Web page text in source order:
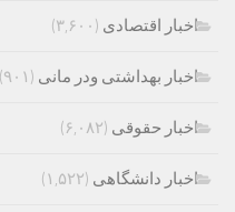
اخبار اقتصادی (۳,۶۰۰)
اخبار بهداشتی ودر مانی (۹۰۱)
اخبار حقوقی (۶,۰۸۲)
اخبار دانشگاهی (۱,۵۲۲)